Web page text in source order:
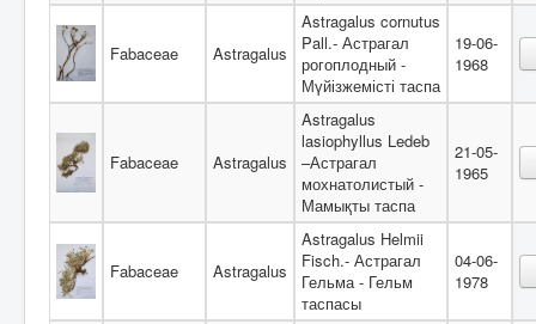
Fabaceae Astragalus
Astragalus cornutus
Pall.- Астрагал
рогоплодный -
Мүйізжемісті таспа
19-06-
1968
Fabaceae Astragalus
Astragalus
lasiophyllus Ledeb
–Астрагал
мохнатолистый -
Мамықты таспа
21-05-
1965
Fabaceae Astragalus
Astragalus Helmii
Fisch.- Астрагал
Гельма - Гельм
таспасы
04-06-
1978